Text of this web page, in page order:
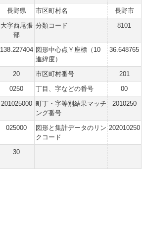
長野県 市区町村名
長野市
大字西尾張
部
分類コード 8101
138.227404 図形中心点Ｙ座標（10
進緯度）
36.648765
20 市区町村番号
201
0250 丁目、字などの番号
00
201025000 町丁・字等別結果マッチ
ング番号
2010250
025000
図形と集計データのリン
クコード
202010250
30